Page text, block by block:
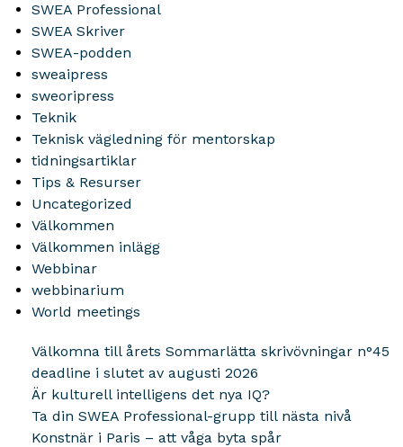
SWEA Professional
SWEA Skriver
SWEA-podden
sweaipress
sweoripress
Teknik
Teknisk vägledning för mentorskap
tidningsartiklar
Tips & Resurser
Uncategorized
Välkommen
Välkommen inlägg
Webbinar
webbinarium
World meetings
Välkomna till årets Sommarlätta skrivövningar n°45
deadline i slutet av augusti 2026
Är kulturell intelligens det nya IQ?
Ta din SWEA Professional-grupp till nästa nivå
Konstnär i Paris – att våga byta spår